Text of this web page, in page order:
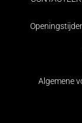
Algemene